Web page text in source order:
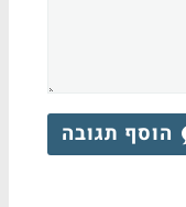
הוסף תגובה